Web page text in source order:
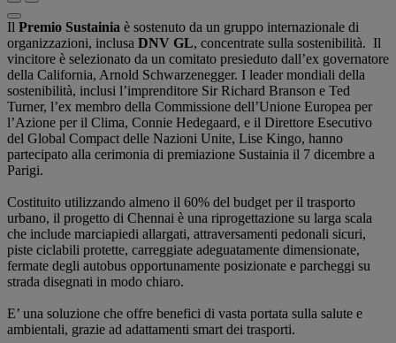
Il Premio Sustainia è sostenuto da un gruppo internazionale di
organizzazioni, inclusa DNV GL, concentrate sulla sostenibilità. Il
vincitore è selezionato da un comitato presieduto dall’ex governatore
della California, Arnold Schwarzenegger. I leader mondiali della
sostenibilità, inclusi l’imprenditore Sir Richard Branson e Ted
Turner, l’ex membro della Commissione dell’Unione Europea per
l’Azione per il Clima, Connie Hedegaard, e il Direttore Esecutivo
del Global Compact delle Nazioni Unite, Lise Kingo, hanno
partecipato alla cerimonia di premiazione Sustainia il 7 dicembre a
Parigi.
Costituito utilizzando almeno il 60% del budget per il trasporto
urbano, il progetto di Chennai è una riprogettazione su larga scala
che include marciapiedi allargati, attraversamenti pedonali sicuri,
piste ciclabili protette, carreggiate adeguatamente dimensionate,
fermate degli autobus opportunamente posizionate e parcheggi su
strada disegnati in modo chiaro.
E’ una soluzione che offre benefici di vasta portata sulla salute e
ambientali, grazie ad adattamenti smart dei trasporti.